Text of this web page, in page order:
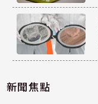
新聞焦點